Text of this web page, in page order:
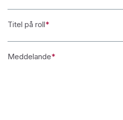
Titel på roll*
Meddelande*